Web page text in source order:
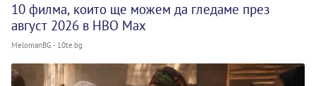
10 филма, които ще можем да гледаме през
август 2026 в HBO Max
MelomanBG - 10te.bg